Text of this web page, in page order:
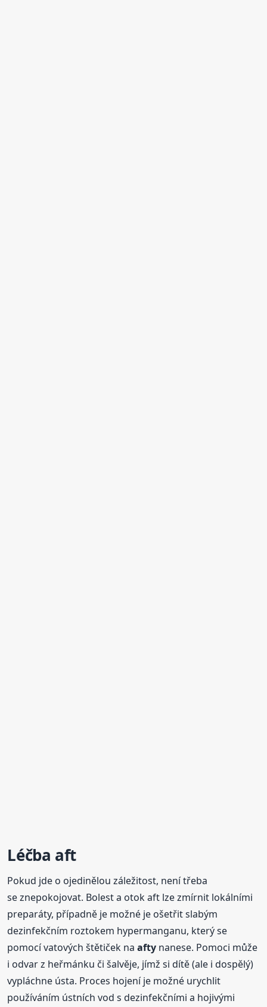
Léčba aft
Pokud jde o ojedinělou záležitost, není třeba
se znepokojovat. Bolest a otok aft lze zmírnit lokálními
preparáty, případně je možné je ošetřit slabým
dezinfekčním roztokem hypermanganu, který se
pomocí vatových štětiček naafty nanese. Pomoci může
i odvar z heřmánku či šalvěje, jímž si dítě (ale i dospělý)
vypláchne ústa. Proces hojení je možné urychlit
používáním ústních vod s dezinfekčními a hojivými